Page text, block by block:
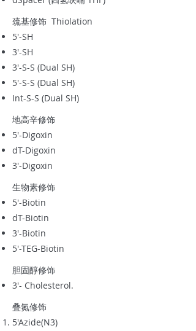
巯基修饰 Thiolation
5'-SH
3'-SH
3'-S-S (Dual SH)
5'-S-S (Dual SH)
Int-S-S (Dual SH)
地高辛修饰
5'-Digoxin
dT-Digoxin
3'-Digoxin
生物素修饰
5'-Biotin
dT-Biotin
3'-Biotin
5'-TEG-Biotin
胆固醇修饰
3'- Cholesterol.
叠氮修饰
5'Azide(N3)